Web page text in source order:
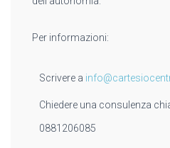
Per informazioni:
Scrivere a
Chiedere una consulenza
0881206085